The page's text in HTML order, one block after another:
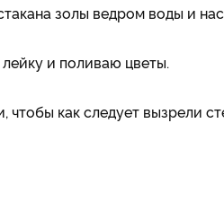
золы ведром воды и
и поливаю цветы.
как следует вызрели